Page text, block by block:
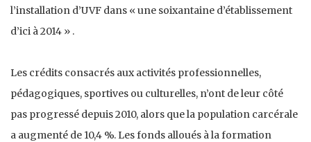
l’installation d’UVF dans « une soixantaine d’établissement
d’ici à 2014 » .
Les crédits consacrés aux activités professionnelles,
pédagogiques, sportives ou culturelles, n’ont de leur côté
pas progressé depuis 2010, alors que la population carcérale
a augmenté de 10,4 %. Les fonds alloués à la formation